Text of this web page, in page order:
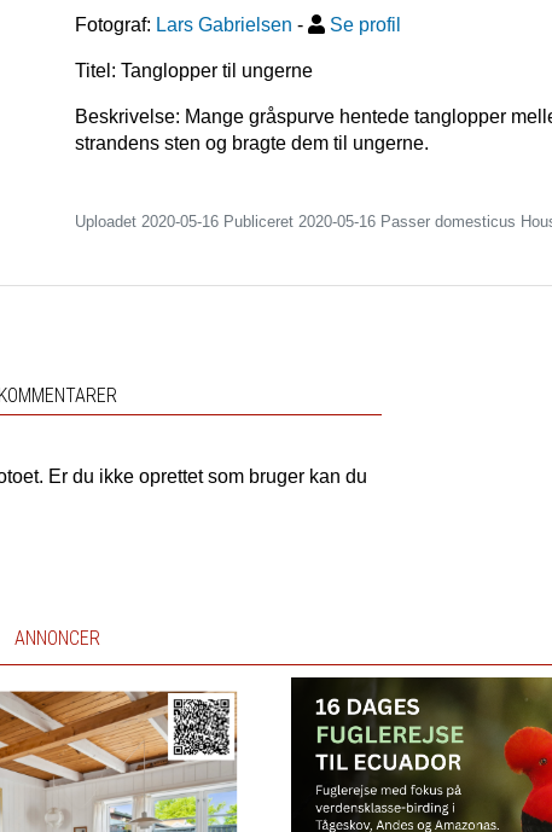
Fotograf: Lars Gabrielsen - Se profil
Titel: Tanglopper til ungerne
Beskrivelse: Mange gråspurve hentede tanglopper
strandens sten og bragte dem til ungerne.
Uploadet 2020-05-16 Publiceret 2020-05-16 Passer domesticus
KOMMENTARER
Er du ikke oprettet som bruger kan du
ANNONCER